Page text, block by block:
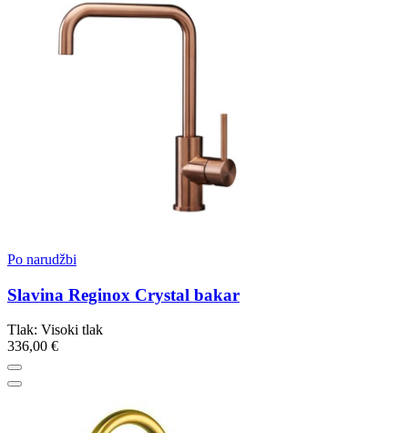
Po narudžbi
Slavina Reginox Crystal bakar
Tlak: Visoki tlak
336,00 €